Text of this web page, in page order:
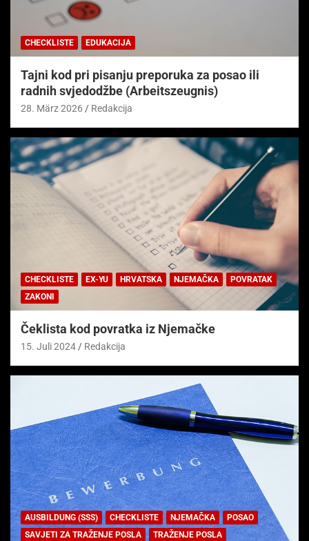
CHECKLISTE EDUKACIJA
Tajni kod pri pisanju preporuka za posao ili
radnih svjedodžbe (Arbeitszeugnis)
28. März 2026 Redakcija
CHECKLISTE EX-YU HRVATSKA NJEMAČKA
POVRATAK
ZAKONI
Čeklista kod povratka iz Njemačke
15. Juli 2024 Redakcija
AUSBILDUNG (SSS) CHECKLISTE NJEMAČKA
POSAO
SAVJETI ZA TRAŽENJE POSLA
TRAŽENJE POSLA